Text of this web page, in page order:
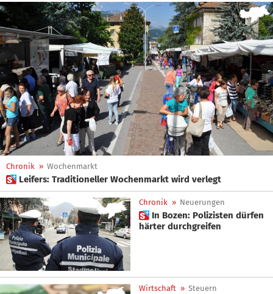
Chronik » Wochenmarkt
 Leifers: Traditioneller Wochenmarkt wird verlegt
Chronik » Neuerungen
 In Bozen: Polizisten dürfen
härter durchgreifen
Wirtschaft » Steuern